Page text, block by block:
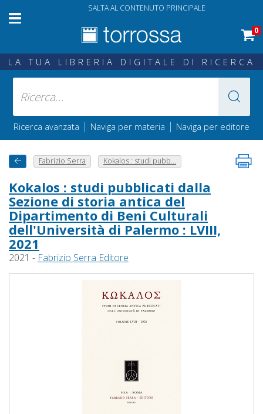
SALTA AL CONTENUTO PRINCIPALE
0
LA TUA LIBRERIA DIGITALE DI RICERCA
Ricerca avanzata | Naviga per materia | Naviga per editore
Fabrizio Serra Kokalos : studi pubb...
Kokalos : studi pubblicati dalla
Sezione di storia antica del
Dipartimento di Beni Culturali
dell'Università di Palermo : LVIII,
2021
2021 - Fabrizio Serra Editore